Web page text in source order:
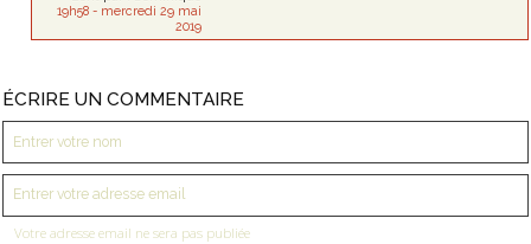
19h58- mercredi 29 mai
2019
ÉCRIRE UN COMMENTAIRE
Votre adresse email ne sera pas publiée